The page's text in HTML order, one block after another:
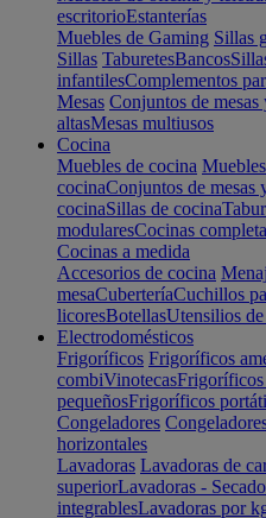
escritorioEstanterías
Muebles de Gaming Sillas
Sillas TaburetesBancos
infantilesComplementos
Mesas Conjuntos de mesas
altasMesas multiusos
Cocina
Muebles de cocina
cocinaConjuntos de mesas
cocinaSillas de cocina
modularesCocinas
Cocinas a medida
Accesorios de cocina
mesaCuberteríaCuchillos
licoresBotellasUtensilios
Electrodomésticos
Frigoríficos Frigoríficos
combiVinotecasFrigoríficos
pequeñosFrigoríficos
Congeladores
horizontales
Lavadoras Lavadoras de
superiorLavadoras -
integrablesLavadoras por